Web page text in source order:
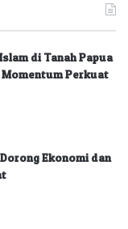
di Tanah Papua
Perkuat
Ekonomi dan